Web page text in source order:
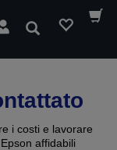
Cerca
i costi e lavorare
affidabili